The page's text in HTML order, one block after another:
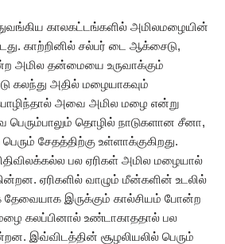
காலகட்டங்களில் அமிலமழையின்
காற்றினில் சல்பர் டை ஆக்சைடு,
அமில தன்மையை உருவாக்கும்
கலந்து அதில் மழையாகவும்
அவை அமில மழை என்று
பெரும்பாலும் தொழில் நாடுகளான சீனா,
சேதத்திற்கு உள்ளாக்குகிறது.
பல ஏரிகள் அமில மழையால்
ஏரிகளில் வாழும் மீன்களின் உடலில்
தேவையாக இருக்கும் கால்சியம் போன்ற
கலப்பினால் உண்டாகாததால் பல
இவ்விடத்தின் சூழலியலில் பெரும்